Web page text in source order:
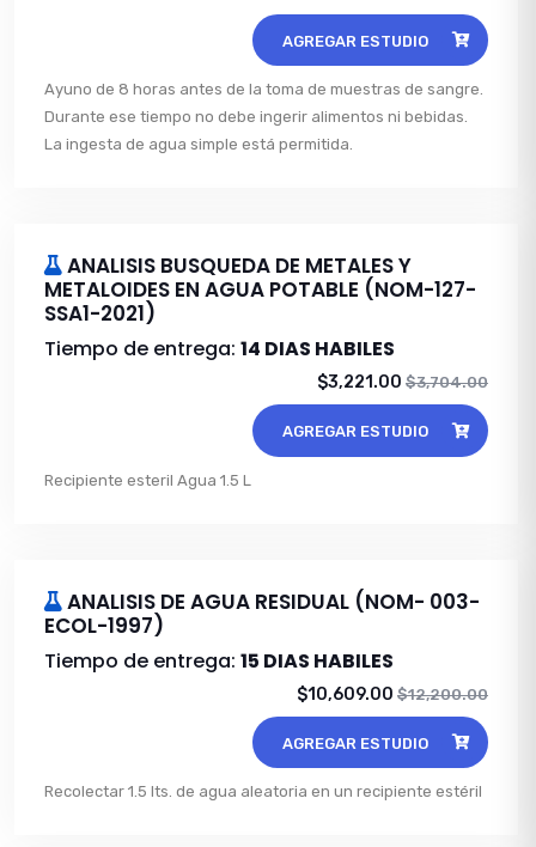
AGREGAR ESTUDIO
Ayuno de 8 horas antes de la toma de muestras de sangre.
Durante ese tiempo no debe ingerir alimentos ni bebidas.
La ingesta de agua simple está permitida.
ANALISIS BUSQUEDA DE METALES Y
METALOIDES EN AGUA POTABLE (NOM-127-
SSA1-2021)
Tiempo de entrega: 14 DIAS HABILES
$3,221.00 $3,704.00
AGREGAR ESTUDIO
Recipiente esteril Agua 1.5 L
ANALISIS DE AGUA RESIDUAL (NOM- 003-
ECOL-1997)
Tiempo de entrega: 15 DIAS HABILES
$10,609.00 $12,200.00
AGREGAR ESTUDIO
Recolectar 1.5 lts. de agua aleatoria en un recipiente estéril